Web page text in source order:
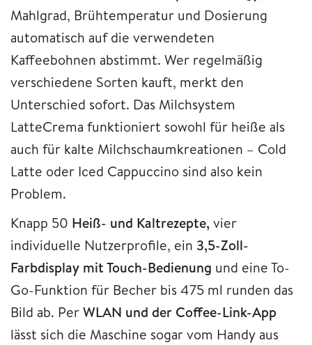
Mahlgrad, Brühtemperatur und Dosierung
automatisch auf die verwendeten
Kaffeebohnen abstimmt. Wer regelmäßig
verschiedene Sorten kauft, merkt den
Unterschied sofort. Das Milchsystem
LatteCrema funktioniert sowohl für heiße als
auch für kalte Milchschaumkreationen – Cold
Latte oder Iced Cappuccino sind also kein
Problem.
Knapp 50 Heiß- und Kaltrezepte,vier
individuelle Nutzerprofile, ein 3,5-Zoll-
Farbdisplay mit Touch-Bedienung und eine To-
Go-Funktion für Becher bis 475 ml runden das
Bild ab. PerWLAN und der Coffee-Link-App
lässt sich die Maschine sogar vom Handy aus